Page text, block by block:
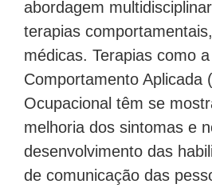
abordagem
terapias
médicas. Terapias como
Comportamento Aplicada
Ocupacional têm se
melhoria dos sintomas e
desenvolvimento das
de comunicação das